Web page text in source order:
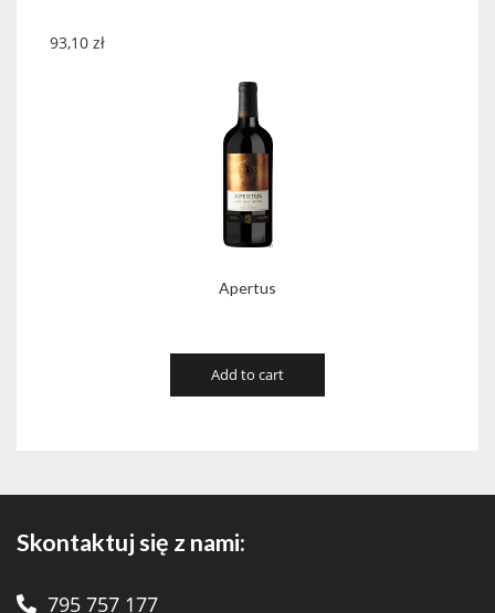
Apertus
93,10 zł
Add to cart
Skontaktuj się z nami:
795 757 177